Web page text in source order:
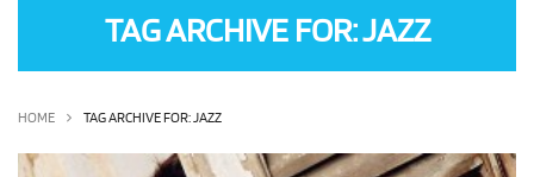
OLHA ISSO! EU QUERO!
TAG ARCHIVE FOR: JAZZ
HOME TAG ARCHIVE FOR: JAZZ